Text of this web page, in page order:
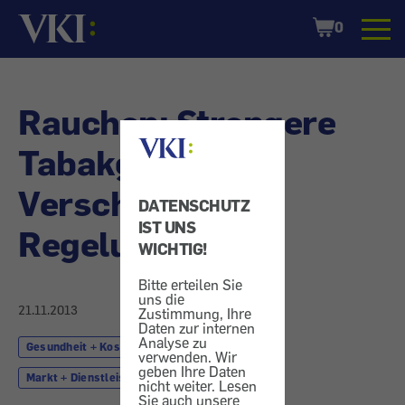
DATENSCHUTZ
IST UNS
WICHTIG!
Bitte erteilen Sie
uns die
Zustimmung, Ihre
Daten zur internen
Analyse zu
verwenden. Wir
geben Ihre Daten
nicht weiter. Lesen
Sie auch unsere
Startseite
Shopping
Cart
0
Rauchen: Strengere
Tabakgesetze -
Verschärfte EU-
Regelungen
21.11.2013
Gesundheit + Kosmetik Rauchen
Markt + Dienstleistung EU